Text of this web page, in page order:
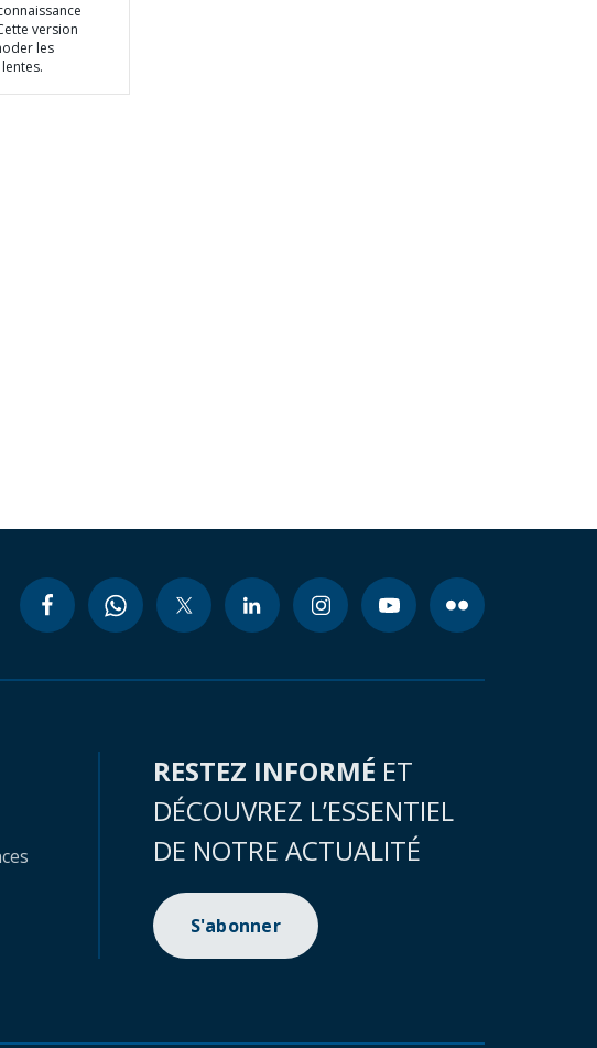
version
les
RESTEZ INFORMÉ ET
DÉCOUVREZ L’ESSENTIEL
DE NOTRE ACTUALITÉ
S'abonner